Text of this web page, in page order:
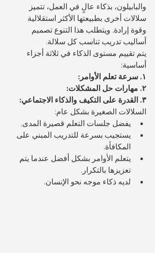
والبابيلون، بذكاء عالٍ في العمل، تتميز
سلالات أخرى بطبيعتها الأكثر استقلالية
وقوة إرادة. ويتطلب هذا التنوع تصميم
أساليب تدريب تناسب كل سلالة.
يتم تقييم مستوى الذكاء في ثلاثة أجزاء
أساسية:
١. سرعة تعلم الأوامر:
٢. مهارات حل المشكلات:
٣. القدرة على التكيف والذكاء الاجتماعي:
السلالات الصغيرة بشكل عام:
يفضل جلسات التعلم قصيرة المدى.
يستجيب بسرعة للتدريب المبني على
المكافأة.
يتعلم الأوامر بشكل أفضل عندما يتم
تعزيزها بالتكرار.
لديه ذكاء موجه نحو الإنسان.